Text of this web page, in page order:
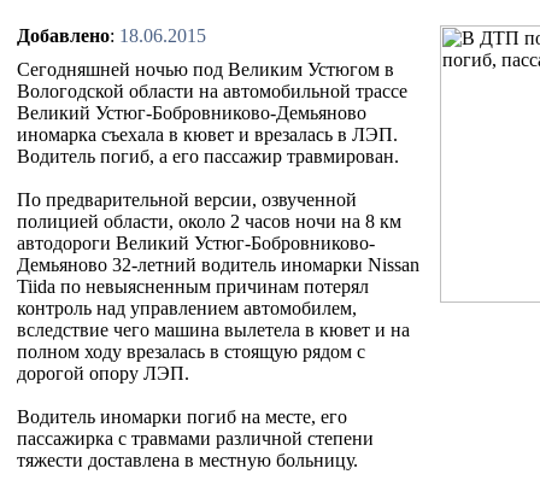
Добавлено: 18.06.2015
Сегодняшней ночью под Великим Устюгом в
Вологодской области на автомобильной трассе
Великий Устюг-Бобровниково-Демьяново
иномарка съехала в кювет и врезалась в ЛЭП.
Водитель погиб, а его пассажир травмирован.
По предварительной версии, озвученной
полицией области, около 2 часов ночи на 8 км
автодороги Великий Устюг-Бобровниково-
Демьяново 32-летний водитель иномарки Nissan
Tiida по невыясненным причинам потерял
контроль над управлением автомобилем,
вследствие чего машина вылетела в кювет и на
полном ходу врезалась в стоящую рядом с
дорогой опору ЛЭП.
Водитель иномарки погиб на месте, его
пассажирка с травмами различной степени
тяжести доставлена в местную больницу.